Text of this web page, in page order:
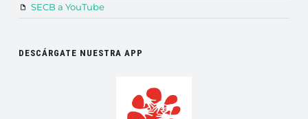
SECB a YouTube
DESCÁRGATE NUESTRA APP